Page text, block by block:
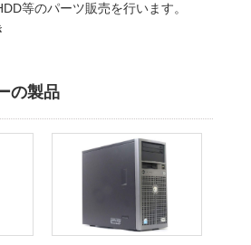
等のパーツ販売を行います。
の製品